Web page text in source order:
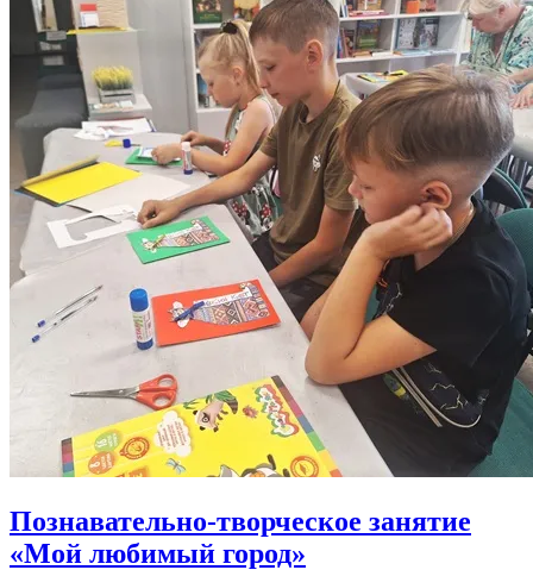
Познавательно-творческое занятие
«Мой любимый город»